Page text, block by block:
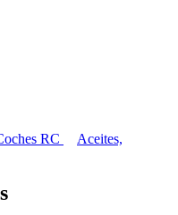
RC
Aceites,